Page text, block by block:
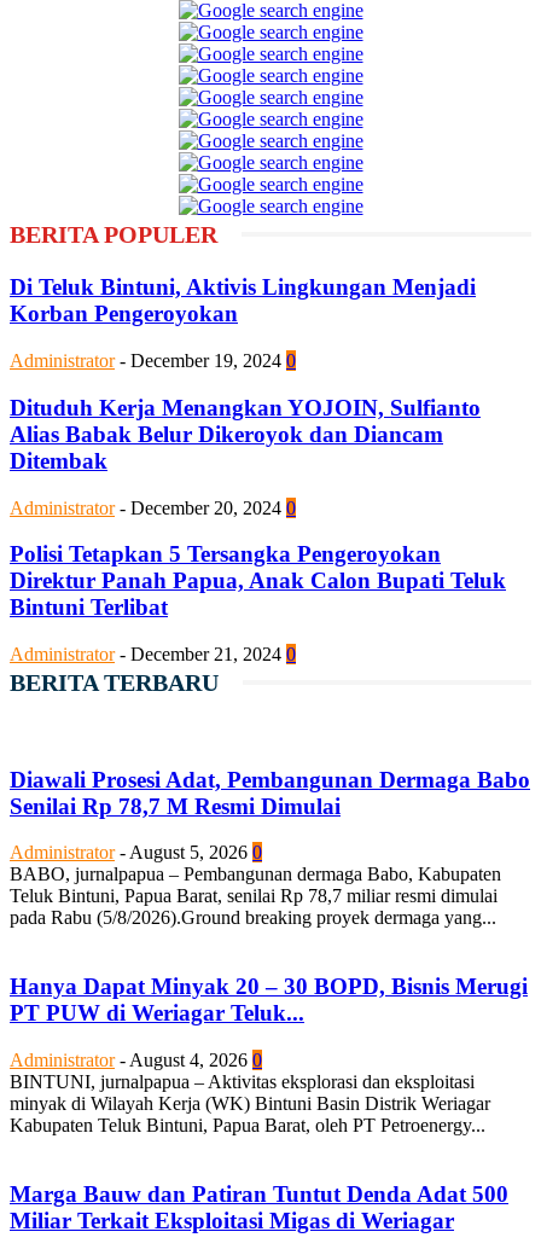
BERITA POPULER
Di Teluk Bintuni, Aktivis Lingkungan Menjadi
Korban Pengeroyokan
Administrator - December 19, 2024 0
Dituduh Kerja Menangkan YOJOIN, Sulfianto
Alias Babak Belur Dikeroyok dan Diancam
Ditembak
Administrator - December 20, 2024 0
Polisi Tetapkan 5 Tersangka Pengeroyokan
Direktur Panah Papua, Anak Calon Bupati Teluk
Bintuni Terlibat
Administrator - December 21, 2024 0
BERITA TERBARU
Diawali Prosesi Adat, Pembangunan Dermaga Babo
Senilai Rp 78,7 M Resmi Dimulai
Administrator -August 5, 2026 0
BABO, jurnalpapua – Pembangunan dermaga Babo, Kabupaten
Teluk Bintuni, Papua Barat, senilai Rp 78,7 miliar resmi dimulai
pada Rabu (5/8/2026).Ground breaking proyek dermaga yang...
Hanya Dapat Minyak 20 – 30 BOPD, Bisnis Merugi
PT PUW di Weriagar Teluk...
Administrator - August 4, 2026 0
BINTUNI, jurnalpapua – Aktivitas eksplorasi dan eksploitasi
minyak di Wilayah Kerja (WK) Bintuni Basin Distrik Weriagar
Kabupaten Teluk Bintuni, Papua Barat, oleh PT Petroenergy...
Marga Bauw dan Patiran Tuntut Denda Adat 500
Miliar Terkait Eksploitasi Migas di Weriagar